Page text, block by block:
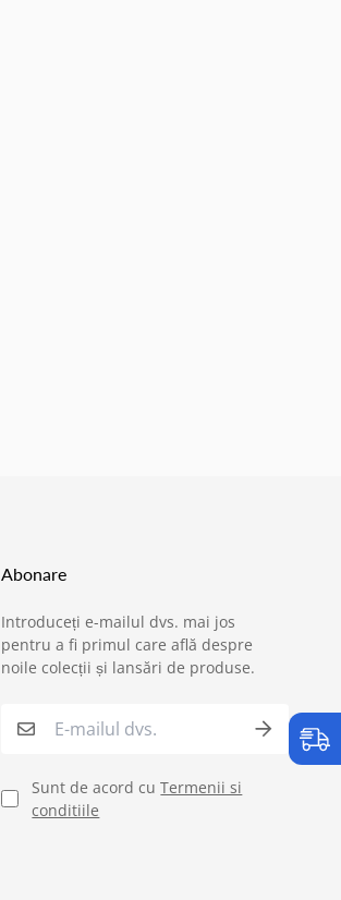
Abonare
Introduceți e-mailul dvs. mai jos
pentru a fi primul care află despre
noile colecții și lansări de produse.
Sunt de acord cuTermenii si
conditiile
Service si garantii
Verificare status comandă